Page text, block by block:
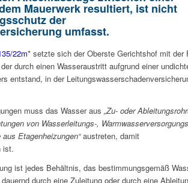
Mauerwerk resultiert, ist nicht
der
umfasst.
22m* setzte sich der Oberste Gerichtshof mit der
durch einen Wasseraustritt aufgrund einer
entstand, in der
muss das Wasser aus „Zu- oder
von Wasserleitungs-,
Etagenheizungen“austreten, damit
ist.
ist jedes Behältnis, das bestimmungsgemäß
durch eine Zuleitung oder durch eine